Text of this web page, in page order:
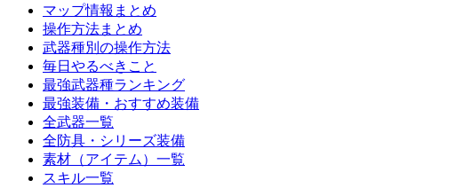
マップ情報まとめ
操作方法まとめ
武器種別の操作方法
毎日やるべきこと
最強武器種ランキング
最強装備・おすすめ装備
全武器一覧
全防具・シリーズ装備
素材（アイテム）一覧
スキル一覧